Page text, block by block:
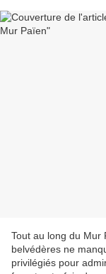
Tout au long du Mur
belvédères ne
privilégiés pour